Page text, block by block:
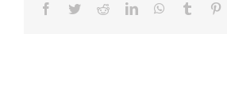
Facebook
TwitterRedditLinkedInWhatsApp
Tumblr